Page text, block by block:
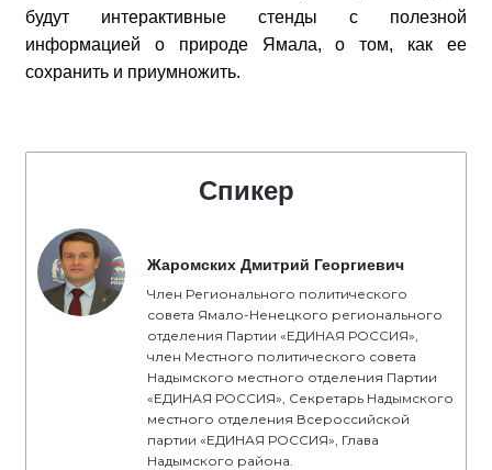
будут интерактивные стенды с полезной
информацией о природе Ямала, о том, как ее
сохранить и приумножить.
Спикер
Жаромских Дмитрий Георгиевич
Член Регионального политического
совета Ямало-Ненецкого регионального
отделения Партии «ЕДИНАЯ РОССИЯ»,
член Местного политического совета
Надымского местного отделения Партии
«ЕДИНАЯ РОССИЯ», Секретарь Надымского
местного отделения Всероссийской
партии «ЕДИНАЯ РОССИЯ», Глава
Надымского района.